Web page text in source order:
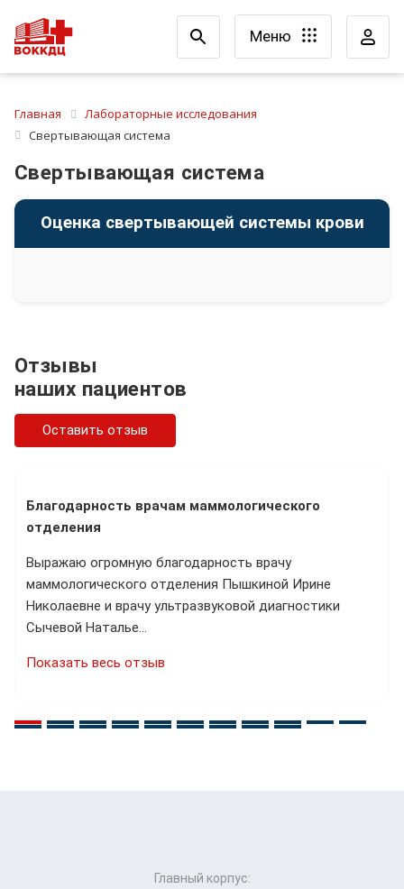
Меню
Главная
Лабораторные исследования
Свертывающая система
Свертывающая система
Оценка свертывающей системы крови
Отзывы
наших пациентов
Оставить отзыв
Благодарность врачам маммологического
отделения
Выражаю огромную благодарность врачу
маммологического отделения Пышкиной Ирине
Николаевне и врачу ультразвуковой диагностики
Сычевой Наталье…
Показать весь отзыв
Главный корпус: